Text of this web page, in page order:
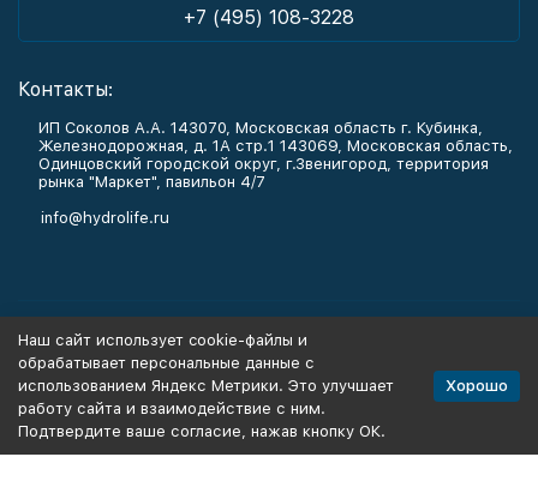
+7 (495) 108-3228
Контакты:
ИП Соколов А.А. 143070, Московская область г. Кубинка,
Железнодорожная, д. 1А стр.1 143069, Московская область,
Одинцовский городской округ, г.Звенигород, территория
рынка "Маркет", павильон 4/7
info@hydrolife.ru
Информация
Политика персональных данных
Наш сайт использует cookie-файлы и
обрабатывает персональные данные с
использованием Яндекс Метрики. Это улучшает
работу сайта и взаимодействие с ним.
Подтвердите ваше согласие, нажав кнопку ОК.
Хорошо